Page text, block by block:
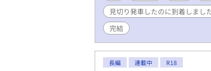
見切り発車したのに到着しまし
完結
長編 連載中 R18